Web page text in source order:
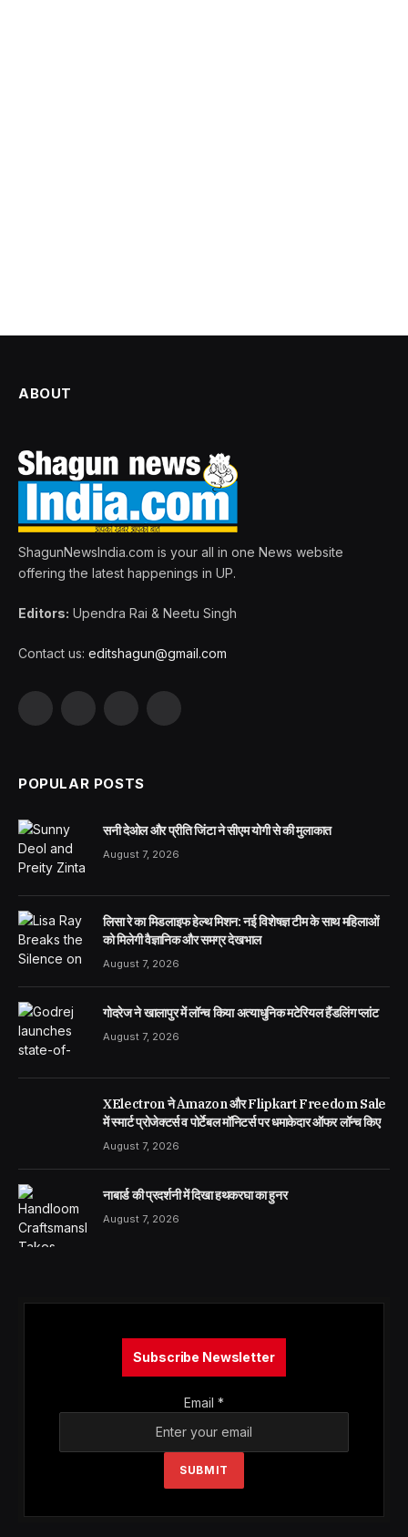
ABOUT
ShagunNewsIndia.com is your all in one News website
offering the latest happenings in UP.
Editors: Upendra Rai & Neetu Singh
Contact us: editshagun@gmail.com
Facebook LinkedIn WhatsApp
POPULAR POSTS
सनी देओल और प्रीति जिंटा ने सीएम योगी से की मुलाकात
August 7, 2026
लिसा रे का मिडलाइफ हेल्थ मिशन: नई विशेषज्ञ टीम के साथ महिलाओं
को मिलेगी वैज्ञानिक और समग्र देखभाल
August 7, 2026
गोदरेज ने खालापुर में लॉन्च किया अत्याधुनिक मटेरियल हैंडलिंग प्लांट
August 7, 2026
XElectron ने Amazon और Flipkart Freedom Sale
में स्मार्ट प्रोजेक्टर्स व पोर्टेबल मॉनिटर्स पर धमाकेदार ऑफर लॉन्च किए
August 7, 2026
नाबार्ड की प्रदर्शनी में दिखा हथकरघा का हुनर
August 7, 2026
Subscribe Newsletter
Email *
SUBMIT